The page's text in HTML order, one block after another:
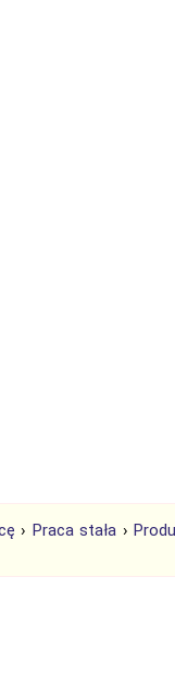
› Praca stała ›